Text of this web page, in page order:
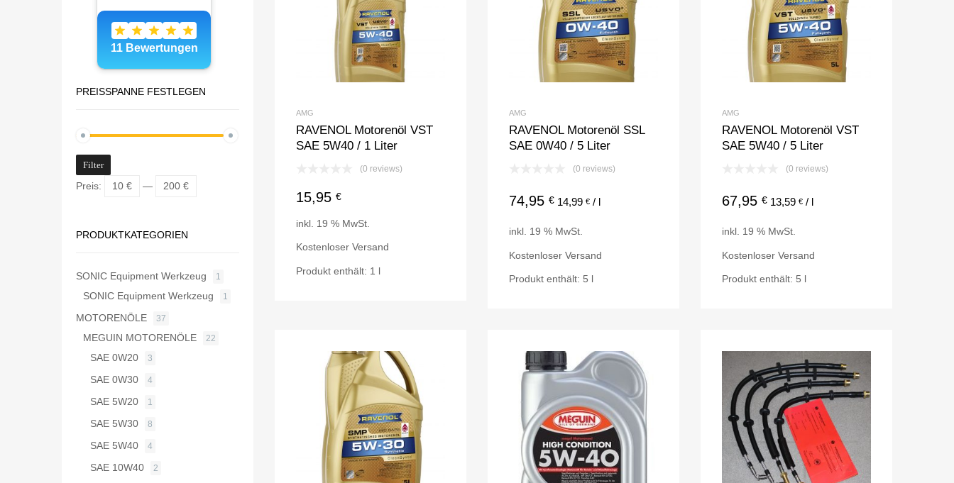
AMG
RAVENOL Motorenöl VST
SAE 5W40 / 1 Liter
(0 reviews)
15,95 €
inkl. 19 % MwSt.
Kostenloser Versand
Produkt enthält: 1 l
AMG
RAVENOL Motorenöl SSL
SAE 0W40 / 5 Liter
(0 reviews)
74,95 € 14,99 € / l
inkl. 19 % MwSt.
Kostenloser Versand
Produkt enthält: 5 l
AMG
RAVENOL Motorenöl VST
SAE 5W40 / 5 Liter
(0 reviews)
67,95 € 13,59 € / l
inkl. 19 % MwSt.
Kostenloser Versand
Produkt enthält: 5 l
PREISSPANNE FESTLEGEN
Filter
Preis: 10 € — 200 €
PRODUKTKATEGORIEN
SONIC Equipment Werkzeug 1
SONIC Equipment Werkzeug 1
MOTORENÖLE 37
MEGUIN MOTORENÖLE 22
SAE 0W20 3
SAE 0W30 4
SAE 5W20 1
SAE 5W30 8
SAE 5W40 4
SAE 10W40 2